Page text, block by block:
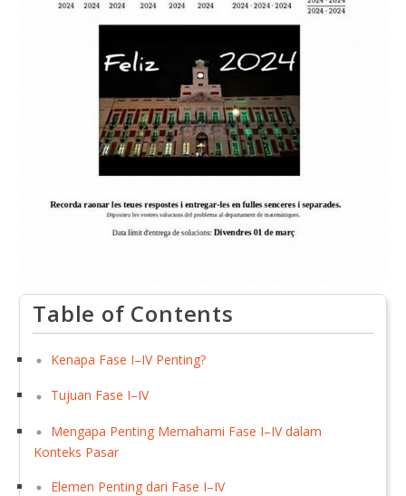
Table of Contents
Kenapa Fase I–IV Penting?
Tujuan Fase I–IV
Mengapa Penting Memahami Fase I–IV dalam
Konteks Pasar
Elemen Penting dari Fase I–IV